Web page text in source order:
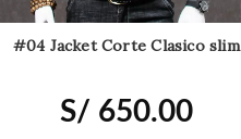
#04 Jacket Corte Clasico slim
S/ 650.00